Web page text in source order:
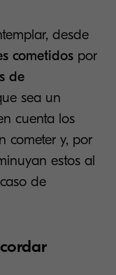
desde
cometidos por
de
sea un
cuenta los
cometer y, por
estos al
de